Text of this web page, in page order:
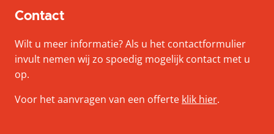
Contact
Wilt u meer informatie? Als u het contactformulier
invult nemen wij zo spoedig mogelijk contact met u
op.
Voor het aanvragen van een offerte klik hier.